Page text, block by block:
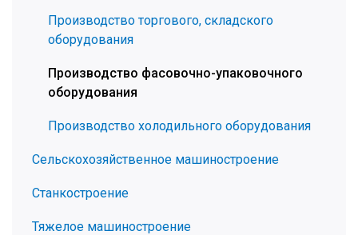
Производство торгового, складского
оборудования
Производство фасовочно-упаковочного
оборудования
Производство холодильного оборудования
Сельскохозяйственное машиностроение
Станкостроение
Тяжелое машиностроение